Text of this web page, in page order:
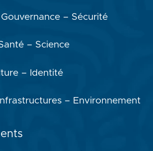
– Sécurité
– Science
– Identité
– Environnement